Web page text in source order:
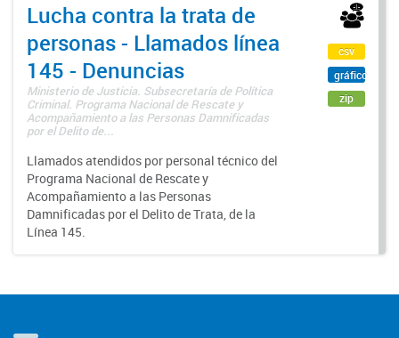
Lucha contra la trata de
personas - Llamados línea
145 - Denuncias
Ministerio de Justicia. Subsecretaría de Política
Criminal. Programa Nacional de Rescate y
Acompañamiento a las Personas Damnificadas
por el Delito de...
Llamados atendidos por personal técnico del
Programa Nacional de Rescate y
Acompañamiento a las Personas
Damnificadas por el Delito de Trata, de la
Línea 145.
csv
gráfico
zip